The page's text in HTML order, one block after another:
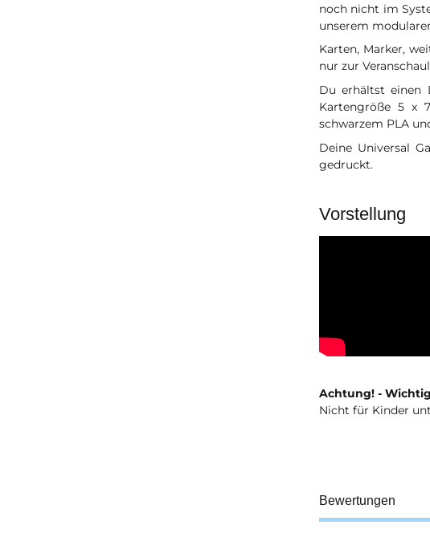
noch nicht im
unserem
Karten, Marker,
nur zur
Du erhältst einen
Kartengröße 5 x
schwarzem PLA
Deine Universal
gedruckt.
Vorstellung
Achtung! -
Nicht für Kinder
Bewertungen